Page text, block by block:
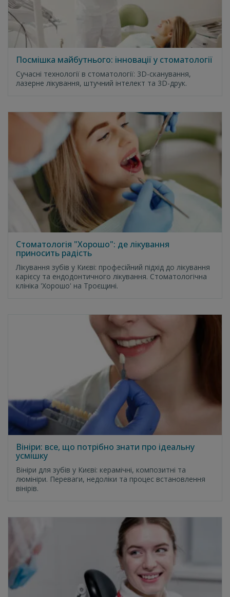
Посмішка майбутнього: інновації у стоматології
Сучасні технології в стоматології: 3D-сканування,
лазерне лікування, штучний інтелект та 3D-друк.
Стоматологія "Хорошо": де лікування
приносить радість
Лікування зубів у Києві: професійний підхід до лікування
карієсу та ендодонтичного лікування. Стоматологічна
клініка 'Хорошо' на Троєщині.
Вініри: все, що потрібно знати про ідеальну
усмішку
Вініри для зубів у Києві: керамічні, композитні та
люмініри. Переваги, недоліки та процес встановлення
вінірів.